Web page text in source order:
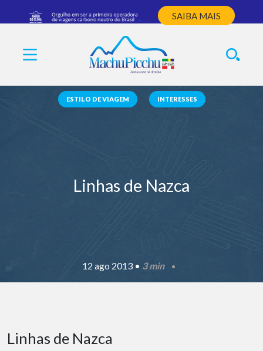
SAIBA MAIS
ESTILO DE VIAGEM INTERESSES
Linhas de Nazca
12 ago 2013 • 3 min
Linhas de Nazca